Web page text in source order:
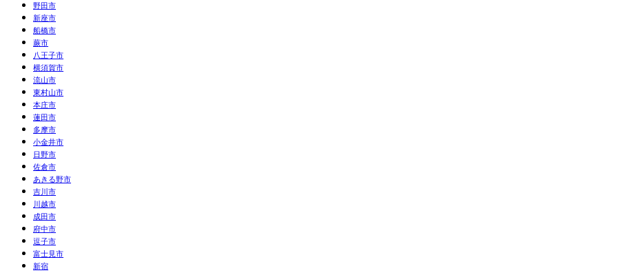
野田市
新座市
船橋市
蕨市
八王子市
横須賀市
流山市
東村山市
本庄市
蓮田市
多摩市
小金井市
日野市
佐倉市
あきる野市
吉川市
川越市
成田市
府中市
逗子市
富士見市
新宿